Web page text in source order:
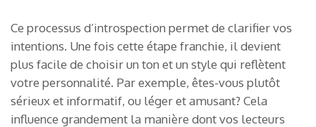
Ce processus d’introspection permet de clarifier vos
intentions. Une fois cette étape franchie, il devient
plus facile de choisir un ton et un style qui reflètent
votre personnalité. Par exemple, êtes-vous plutôt
sérieux et informatif, ou léger et amusant? Cela
influence grandement la manière dont vos lecteurs